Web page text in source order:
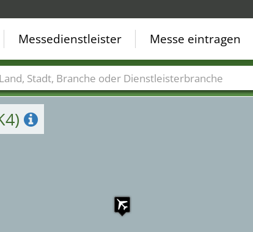
Messedienstleister Messe eintragen
Städte Branchen Dienstleisterbranchen